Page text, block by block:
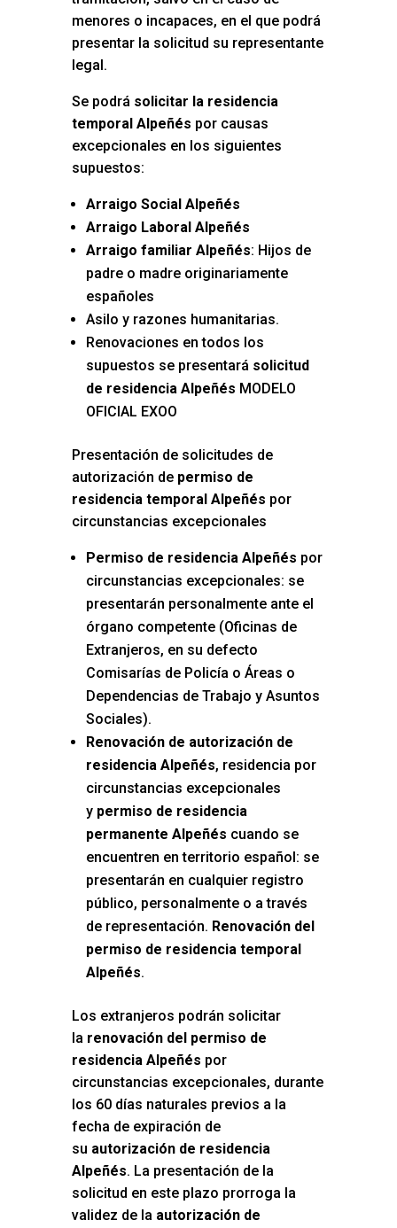
menores o incapaces, en el que podrá
presentar la solicitud su representante
legal.
Se podrá solicitar la residencia
temporal Alpeñés por causas
excepcionales en los siguientes
supuestos:
Arraigo Social Alpeñés
Arraigo Laboral Alpeñés
Arraigo familiar Alpeñés: Hijos de
padre o madre originariamente
españoles
Asilo y razones humanitarias.
Renovaciones en todos los
supuestos se presentará solicitud
de residencia Alpeñés MODELO
OFICIAL EXOO
Presentación de solicitudes de
autorización depermiso de
residencia temporal Alpeñés por
circunstancias excepcionales
Permiso de residencia Alpeñés por
circunstancias excepcionales: se
presentarán personalmente ante el
órgano competente (Oficinas de
Extranjeros, en su defecto
Comisarías de Policía o Áreas o
Dependencias de Trabajo y Asuntos
Sociales).
Renovación de autorización de
residencia Alpeñés, residencia por
circunstancias excepcionales
y permiso de residencia
permanente Alpeñés cuando se
encuentren en territorio español: se
presentarán en cualquier registro
público, personalmente o a través
de representación. Renovación del
permiso de residencia temporal
Alpeñés.
Los extranjeros podrán solicitar
la renovación del permiso de
residencia Alpeñés por
circunstancias excepcionales, durante
los 60 días naturales previos a la
fecha de expiración de
su autorización de residencia
Alpeñés. La presentación de la
solicitud en este plazo prorroga la
validez de la autorización de